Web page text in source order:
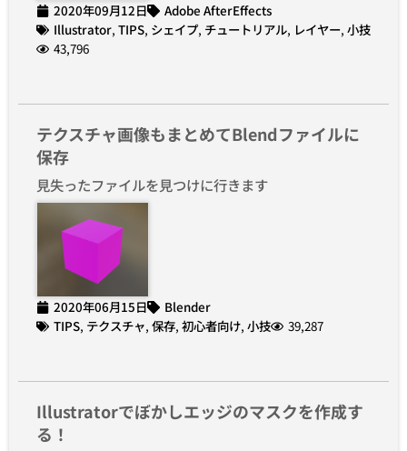
2020年09月12日
Adobe AfterEffects
Illustrator, TIPS, シェイプ, チュートリアル, レイヤー, 小技
43,796
テクスチャ画像もまとめてBlendファイルに
保存
見失ったファイルを見つけに行きます
2020年06月15日
Blender
TIPS, テクスチャ, 保存, 初心者向け, 小技 39,287
Illustratorでぼかしエッジのマスクを作成す
る！